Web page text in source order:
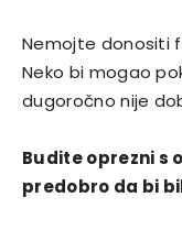
Nemojte donositi
Neko bi mogao
dugoročno nije
Budite oprezni s
predobro da bi